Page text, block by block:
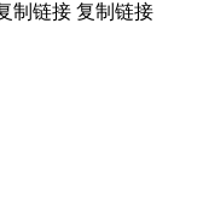
制链接 复制链接